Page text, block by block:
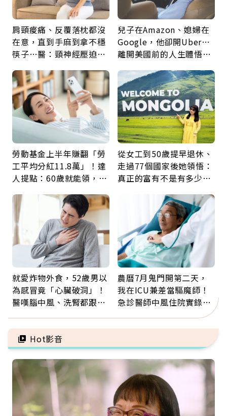
肩頸痠痛、反覆落枕都沒
在意，直到手麻到拿不穩
筷子…醫：頸神經壓迫上
鍵
兒子在Amazon、媳婦在
Google，他卻開Uber…
離開美國前的人生體悟：
勞動基金上半年賺翻「勞
工平均分紅11.8萬」！達
人提點：60歲就能領，重
從女工到50歲提早退休、
走過77個國家後她領悟：
真正的富有不是有多少
就愛炸物外食，52歲男以
為感冒竟「心臟破洞」！
醫嘆腦中風、洗腎都跟它
救
農曆7月鬼門開第二天，
我在ICU兼差當驅魔師！
急診醫師中風住院實錄：
Hot影音